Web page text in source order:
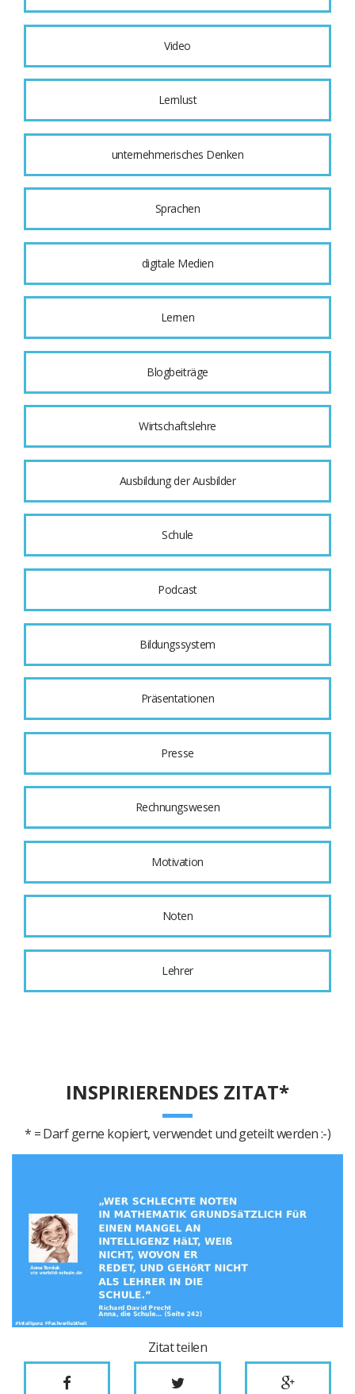
Video
Lernlust
unternehmerisches Denken
Sprachen
digitale Medien
Lernen
Blogbeiträge
Wirtschaftslehre
Ausbildung der Ausbilder
Schule
Podcast
Bildungssystem
Präsentationen
Presse
Rechnungswesen
Motivation
Noten
Lehrer
INSPIRIERENDES ZITAT*
* = Darf gerne kopiert, verwendet und geteilt werden :-)
Zitat teilen